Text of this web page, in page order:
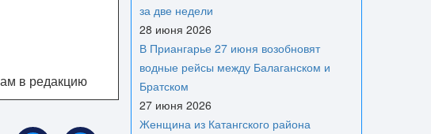
в редакцию
за две недели
28 июня 2026
В Приангарье 27 июня возобновят
водные рейсы между Балаганском и
Братском
27 июня 2026
Женщина из Катангского района